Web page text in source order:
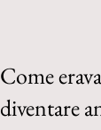
Come
diventare